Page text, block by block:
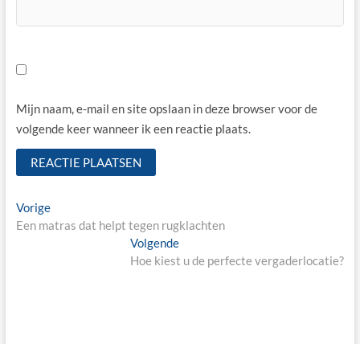
Mijn naam, e-mail en site opslaan in deze browser voor de
volgende keer wanneer ik een reactie plaats.
Bericht
navigatie
VorigeVorige
bericht:
Een matras dat helpt tegen rugklachten
VolgendeVolgende
bericht:
Hoe kiest u de perfecte vergaderlocatie?